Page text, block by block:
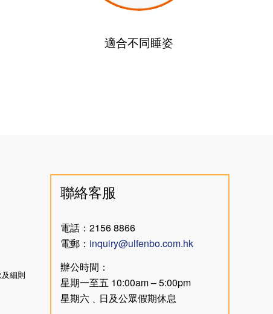
適合不同睡姿
細則
聯絡客服
電話：2156 8866
電郵： inquiry@ulfenbo.com.hk
辦公時間：
星期一至五 10:00am – 5:00pm
星期六﹑日及公眾假期休息